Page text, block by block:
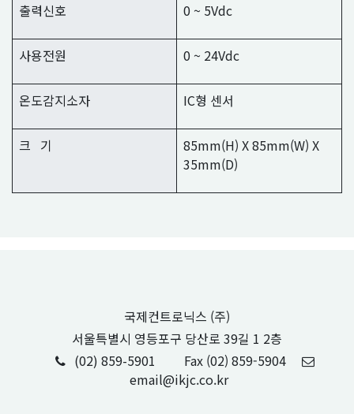
출력신호 0 ~ 5Vdc
사용전원 0 ~ 24Vdc
온도감지소자 IC형 센서
크 기
85mm(H) X 85mm(W) X
35mm(D)
국제컨트로닉스 (주)
서울특별시 영등포구 당산로 39길 1 2층
(02) 859-5901
Fax (02) 859-5904
email@ikjc.co.kr